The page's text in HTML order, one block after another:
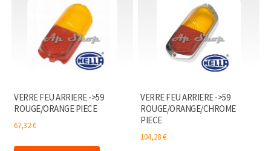
VERRE FEU ARRIERE ->59
ROUGE/ORANGE PIECE
67,32€
VERRE FEU ARRIERE ->59
ROUGE/ORANGE/CHROME
PIECE
104,28€